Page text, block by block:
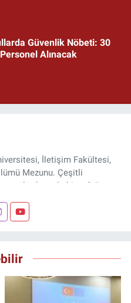
Güvenlik Nöbeti: 30
Alınacak
İletişim Fakültesi,
Mezunu. Çeşitli
muhabir, editör,
adlı haber
Müdürlüğünü yürütmekte.